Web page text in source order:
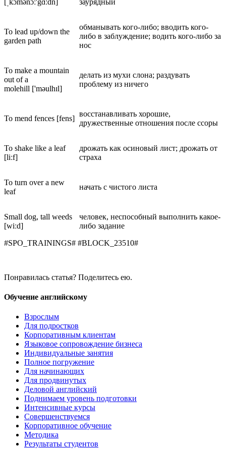
To lead up/down the
garden path
обманывать кого-либо; вводить кого-
либо в заблуждение; водить кого-либо за
нос
To make a mountain
out of a
molehill ['məulhɪl]
делать из мухи слона; раздувать
проблему из ничего
To mend fences [fens]
восстанавливать хорошие,
дружественные отношения после ссоры
To shake like a leaf
[liːf]
дрожать как осиновый лист; дрожать от
страха
To turn over a new
leaf
начать с чистого листа
Small dog, tall weeds
[wiːd]
человек, неспособный выполнить какое-
либо задание
#SPO_TRAININGS# #BLOCK_23510#
Понравилась статья? Поделитесь ею.
Обучение английскому
Взрослым
Для подростков
Корпоративным клиентам
Языковое сопровождение бизнеса
Индивидуальные занятия
Полное погружение
Для начинающих
Для продвинутых
Деловой английский
Поднимаем уровень подготовки
Интенсивные курсы
Совершенствуемся
Корпоративное обучение
Методика
Результаты студентов